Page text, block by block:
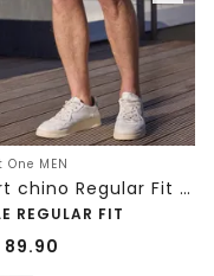
One MEN
Short chino Regular Fit avec poches
REGULAR FIT
89.90